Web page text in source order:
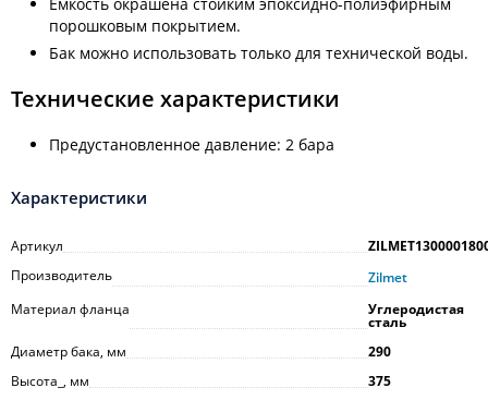
порошковым покрытием.
Бак можно использовать только для технической воды.
Технические характеристики
Предустановленное давление: 2 бара
Характеристики
Артикул
Производитель
Zilmet
Материал фланца
Углеродистая
сталь
Диаметр бака, мм
290
Высота_, мм
375